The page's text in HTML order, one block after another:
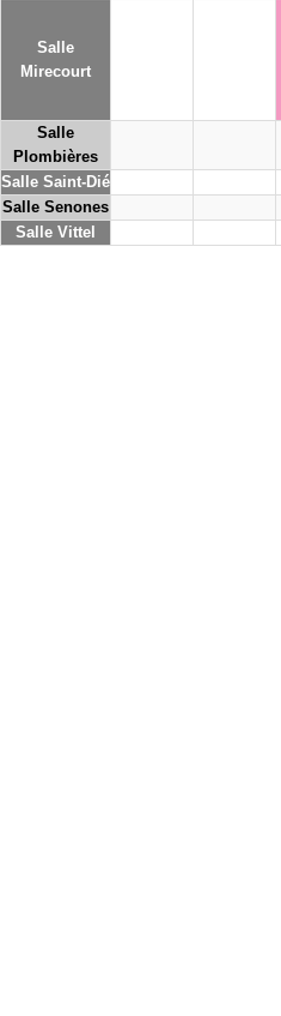
Salle
Mirecourt
Salle
Plombières
Salle Saint-Dié
Salle Senones
Salle Vittel